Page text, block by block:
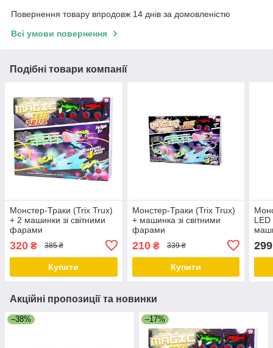
Повернення товару впродовж 14 днів за домовленістю
Всі умови повернення
Подібні товари компанії
Монстер-Траки (Trix Trux)
+ 2 машинки зі світними
фарами
320 ₴ 385 ₴
Купити
Монстер-Траки (Trix Trux)
+ машинка зі світними
фарами
210₴ 339 ₴
Купити
LED
299
Акційні пропозиції та новинки
–38% –17%